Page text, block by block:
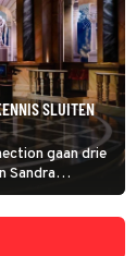
SLUITEN
gaan drie
Sandra
won al eens